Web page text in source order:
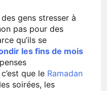
gens stresser à
pas pour des
qu’ils se
les fins de mois
que le Ramadan
soirées, les